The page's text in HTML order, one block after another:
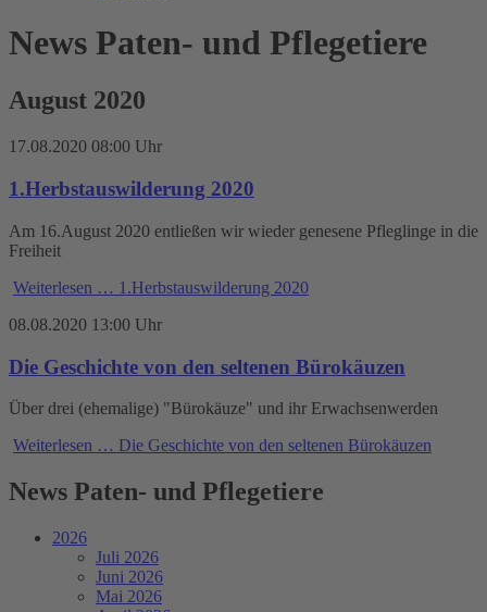
News Paten- und Pflegetiere
August 2020
17.08.2020 08:00 Uhr
1.Herbstauswilderung 2020
Am 16.August 2020 entließen wir wieder genesene Pfleglinge in die
Freiheit
Weiterlesen … 1.Herbstauswilderung 2020
08.08.2020 13:00 Uhr
Die Geschichte von den seltenen Bürokäuzen
Über drei (ehemalige) "Bürokäuze" und ihr Erwachsenwerden
Weiterlesen … Die Geschichte von den seltenen Bürokäuzen
News Paten- und Pflegetiere
2026
Juli 2026
Juni 2026
Mai 2026